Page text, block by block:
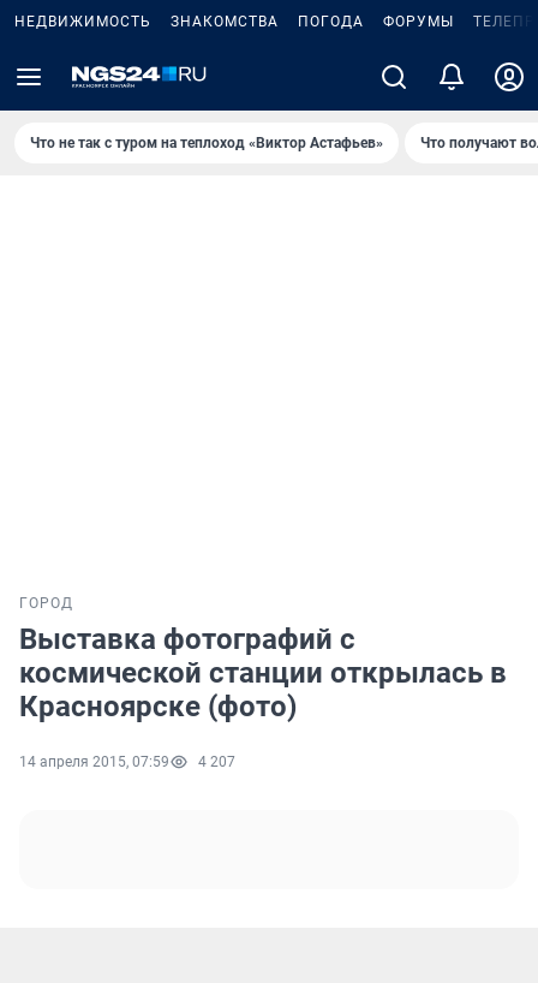
НЕДВИЖИМОСТЬ ЗНАКОМСТВА ПОГОДА ФОРУМЫ
Что не так с туром на теплоход «Виктор Астафьев» Что получают
ГОРОД
Выставка фотографий с
космической станции открылась в
Красноярске (фото)
14 апреля 2015, 07:59 4 207